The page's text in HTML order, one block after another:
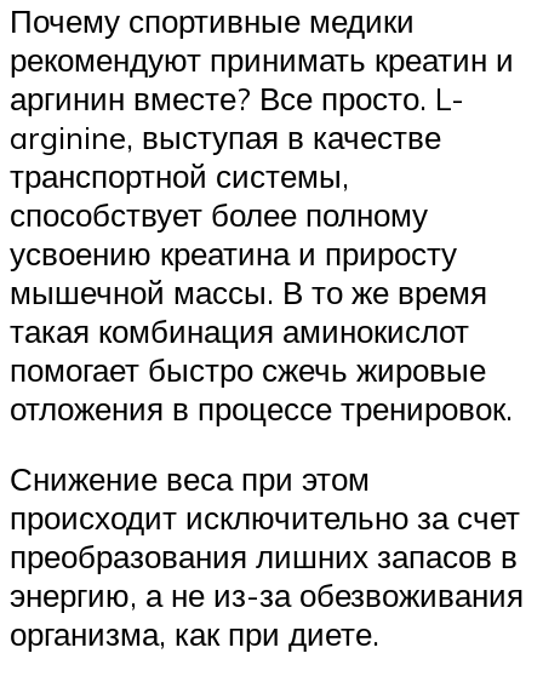
Почему спортивные медики
рекомендуют принимать креатин и
аргинин вместе? Все просто. L-
arginine, выступая в качестве
транспортной системы,
способствует более полному
усвоению креатина и приросту
мышечной массы. В то же время
такая комбинация аминокислот
помогает быстро сжечь жировые
отложения в процессе тренировок.
Снижение веса при этом
происходит исключительно за счет
преобразования лишних запасов в
энергию, а не из-за обезвоживания
организма, как при диете.